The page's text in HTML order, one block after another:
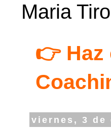
Maria
👉 Haz
viernes, 3 de